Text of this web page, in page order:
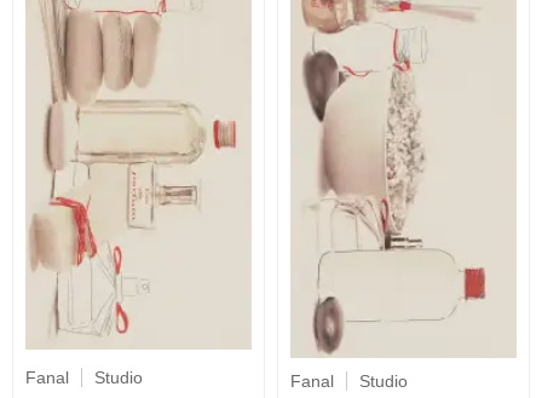
Fanal Studio Fanal Studio